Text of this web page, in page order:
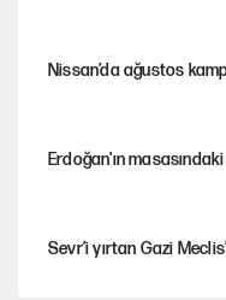
Nissan’da ağustos
Erdoğan'ın
Sevr’i yırtan Gazi